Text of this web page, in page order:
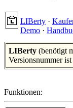
LIBerty ·
Demo ·
LIBerty (benötigt
Versionsnummer
Funktionen: